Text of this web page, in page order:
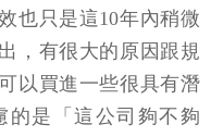
也只是這10年內稍微
，有很大的原因跟規
以買進一些很具有潛
的是「這公司夠不夠